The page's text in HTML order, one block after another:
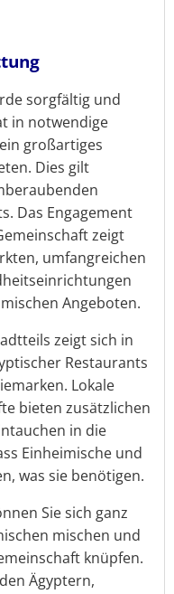
sorgfältig und
in notwendige
großartiges
Dies gilt
Das Engagement
zeigt
umfangreichen
Angeboten.
zeigt sich in
Restaurants
Lokale
bieten zusätzlichen
in die
Einheimische und
was sie benötigen.
Sie sich ganz
mischen und
knüpfen.
Ägyptern,